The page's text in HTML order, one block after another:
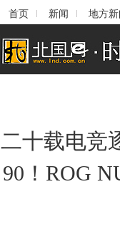
首页 新闻 地方新
二十载电竞
90！ROG